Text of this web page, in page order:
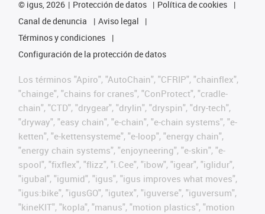
© igus, 2026 Protección de datos
Política de cookies
Canal de denuncia
Aviso legal
Términos y condiciones
Configuración de la protección de datos
Los términos "Apiro", "AutoChain", "CFRIP", "chainflex",
"chainge", "chains for cranes", "ConProtect", "cradle-
chain", "CTD", "drygear", "drylin", "dryspin", "dry-tech",
"dryway", "easy chain", "e-chain", "e-chain systems", "e-
ketten", "e-kettensysteme", "e-loop", "energy chain",
"energy chain systems", "enjoyneering", "e-skin", "e-
spool", "fixflex", "flizz", "i.Cee", "ibow", "igear", "iglidur",
"igubal", "igumid", "igus", "igus improves what moves",
"igus:bike", "igusGO", "igutex", "iguverse", "iguversum",
"kineKIT", "kopla", "manus", "motion plastics", "motion